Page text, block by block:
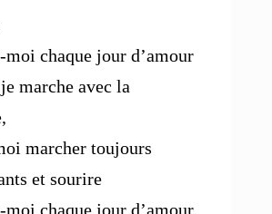
chaque jour d’amour
marche avec la
marcher toujours
et sourire
chaque jour d’amour.